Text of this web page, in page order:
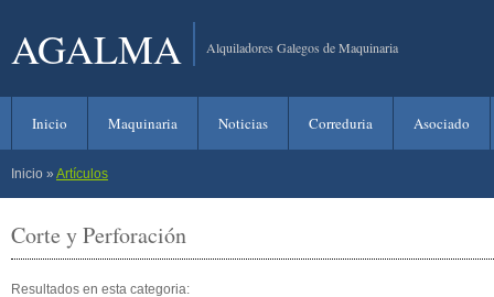
AGALMA Alquiladores Galegos de Maquinaria
Inicio Maquinaria Noticias Correduria Asociado
Inicio » Artículos
Corte y Perforación
Resultados en esta categoria: